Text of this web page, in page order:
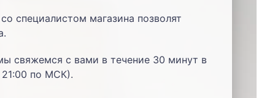
специалистом магазина позволят
свяжемся с вами в течение 30 минут в
21:00 по МСК).